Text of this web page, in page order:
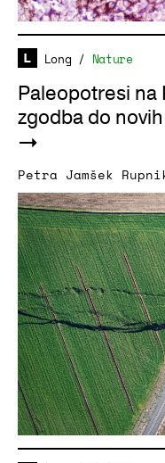
Long / Nature
Paleopotresi
zgodba do
Petra Jamšek